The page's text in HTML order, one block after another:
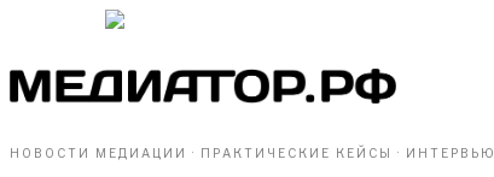
НОВОСТИ МЕДИАЦИИ · ПРАКТИЧЕСКИЕ КЕЙСЫ · ИНТЕРВЬЮ